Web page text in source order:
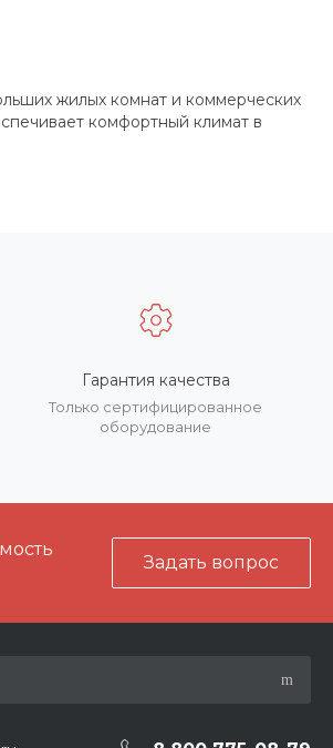
жилых комнат и коммерческих
комфортный климат в
Гарантия качества
Только сертифицированное
оборудование
Задать вопрос